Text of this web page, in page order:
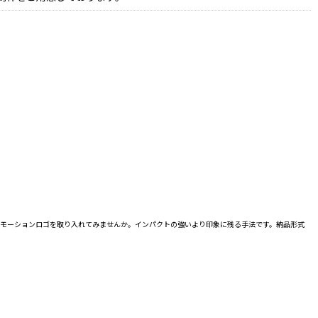
ションロゴを取り入れてみませんか。インパクトの強いより印象に残る手法です。納品形式